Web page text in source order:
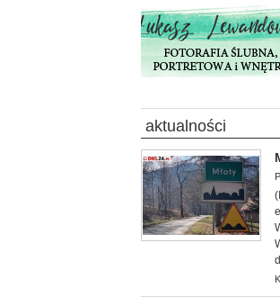
aktualności